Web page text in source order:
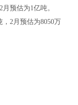
预估为1亿吨。
2月预估为8050万